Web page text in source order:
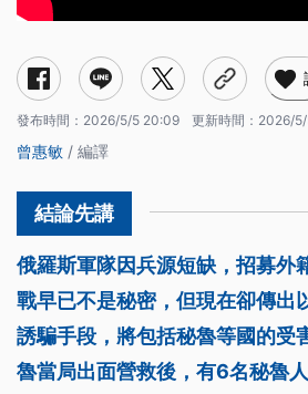
發布時間： 2026/5/5 20:09 更新時間： 2026/
曾惠敏 / 編譯
俄羅斯軍隊因兵源短缺，招募外
戰早已不是秘密，但現在卻傳出
誘騙手段，將包括秘魯等國的受
魯當局出面營救後，有6名秘魯